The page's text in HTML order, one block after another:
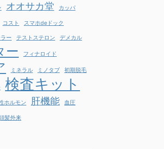
オオサカ堂 カッパ
コスト スマホdeドック
ー テストステロン デメカル
ー フィナロイド
ミネラル ミノタブ 初期脱毛
検査キット
ホルモン 肝機能 血圧
髪外来